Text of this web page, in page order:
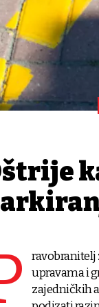
ravobranitelj
upravama i
zajedničkih